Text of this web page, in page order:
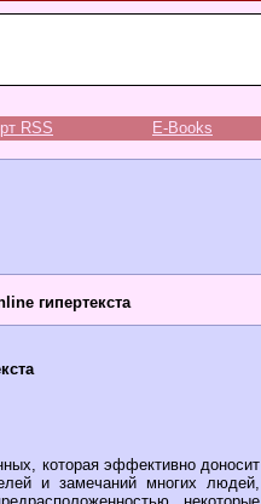
RSS E-Books
гипертекста
которая эффективно доносит
и замечаний многих людей,